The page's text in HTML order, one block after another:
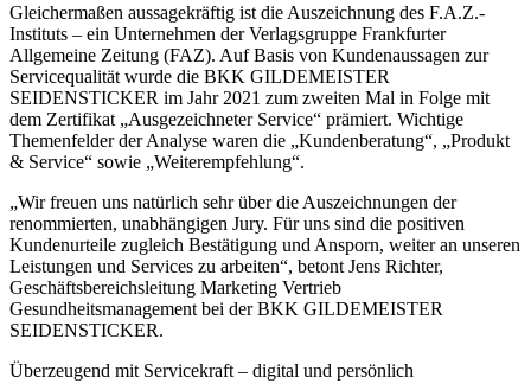
Gleichermaßen aussagekräftig ist die Auszeichnung des F.A.Z.-
Instituts – ein Unternehmen der Verlagsgruppe Frankfurter
Allgemeine Zeitung (FAZ). Auf Basis von Kundenaussagen zur
Servicequalität wurde die BKK GILDEMEISTER
SEIDENSTICKER im Jahr 2021 zum zweiten Mal in Folge mit
dem Zertifikat „Ausgezeichneter Service“ prämiert. Wichtige
Themenfelder der Analyse waren die „Kundenberatung“, „Produkt
& Service“ sowie „Weiterempfehlung“.
„Wir freuen uns natürlich sehr über die Auszeichnungen der
renommierten, unabhängigen Jury. Für uns sind die positiven
Kundenurteile zugleich Bestätigung und Ansporn, weiter an unseren
Leistungen und Services zu arbeiten“, betont Jens Richter,
Geschäftsbereichsleitung Marketing Vertrieb
Gesundheitsmanagement bei der BKK GILDEMEISTER
SEIDENSTICKER.
Überzeugend mit Servicekraft – digital und persönlich